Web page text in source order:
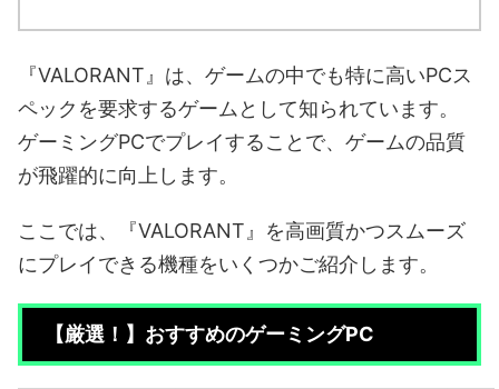
『VALORANT』は、ゲームの中でも特に高いPCス
ペックを要求するゲームとして知られています。
ゲーミングPCでプレイすることで、ゲームの品質
が飛躍的に向上します。
ここでは、『VALORANT』を高画質かつスムーズ
にプレイできる機種をいくつかご紹介します。
【厳選！】おすすめのゲーミングPC